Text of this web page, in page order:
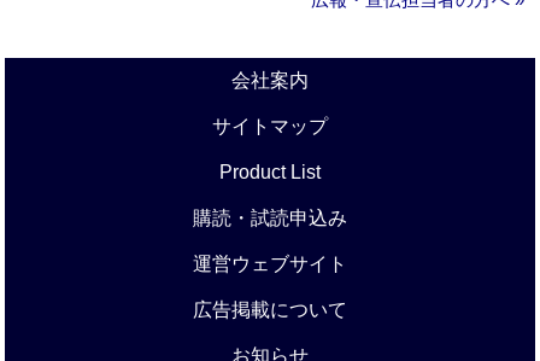
会社案内
サイトマップ
Product List
購読・試読申込み
運営ウェブサイト
広告掲載について
お知らせ